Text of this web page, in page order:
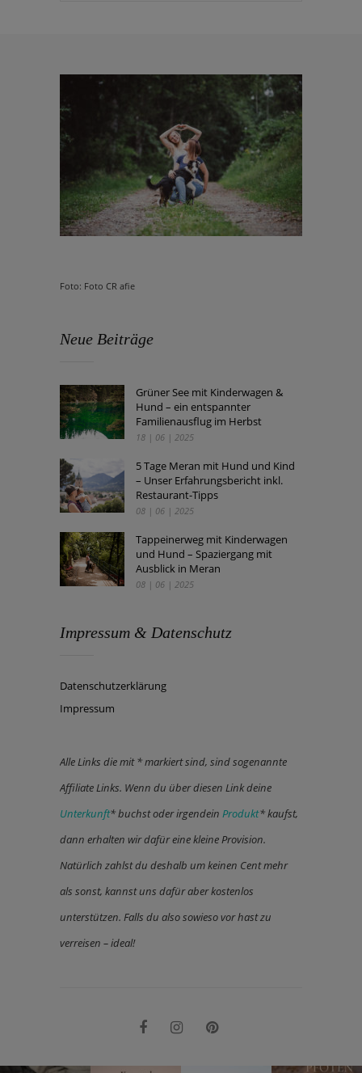
Foto: Foto CR afie
Neue Beiträge
Grüner See mit Kinderwagen &
Hund – ein entspannter
Familienausflug im Herbst
18 | 06 | 2025
5 Tage Meran mit Hund und Kind
– Unser Erfahrungsbericht inkl.
Restaurant-Tipps
08 | 06 | 2025
Tappeinerweg mit Kinderwagen
und Hund – Spaziergang mit
Ausblick in Meran
08 | 06 | 2025
Impressum & Datenschutz
Datenschutzerklärung
Impressum
Alle Links die mit * markiert sind, sind sogenannte
Affiliate Links. Wenn du über diesen Link deine
Unterkunft* buchst oder irgendein Produkt* kaufst,
dann erhalten wir dafür eine kleine Provision.
Natürlich zahlst du deshalb um keinen Cent mehr
als sonst, kannst uns dafür aber kostenlos
unterstützen. Falls du also sowieso vor hast zu
verreisen – ideal!